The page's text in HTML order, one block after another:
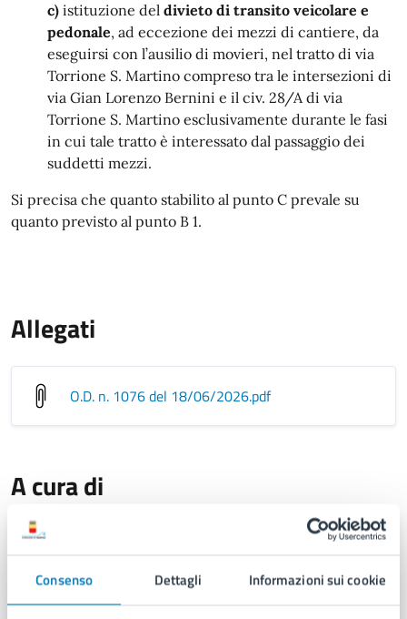
Consenso Dettagli Informazioni sui cookie
c) istituzione del divieto di transito veicolare e
pedonale, ad eccezione dei mezzi di cantiere, da
eseguirsi con l’ausilio di movieri, nel tratto di via
Torrione S. Martino compreso tra le intersezioni di
via Gian Lorenzo Bernini e il civ. 28/A di via
Torrione S. Martino esclusivamente durante le fasi
in cui tale tratto è interessato dal passaggio dei
suddetti mezzi.
Si precisa che quanto stabilito al punto C prevale su
quanto previsto al punto B 1.
Allegati
O.D. n. 1076 del 18/06/2026.pdf
A cura di
U.O. Attività Tecniche - Municipalità
Via Morghen n. 84, 80129